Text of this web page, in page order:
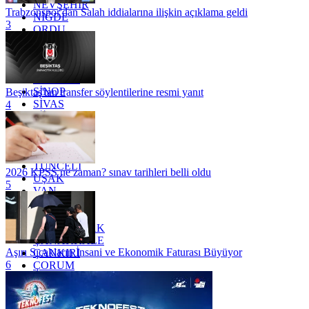
NEVŞEHİR
NİĞDE
ORDU
OSMANİYE
RİZE
SAKARYA
SİNOP
SİVAS
SİİRT
TEKİRDAĞ
TOKAT
TRABZON
TUNCELİ
UŞAK
VAN
YALOVA
YOZGAT
ZONGULDAK
ÇANAKKALE
ÇANKIRI
ÇORUM
İSTANBUL
İZMİR
ŞANLIURFA
Trabzonspor'dan Salah iddialarına ilişkin açıklama geldi
3
Beşiktaş'tan transfer söylentilerine resmi yanıt
4
2026 KPSS ne zaman? sınav tarihleri belli oldu
5
Aşırı Sıcakların İnsani ve Ekonomik Faturası Büyüyor
6